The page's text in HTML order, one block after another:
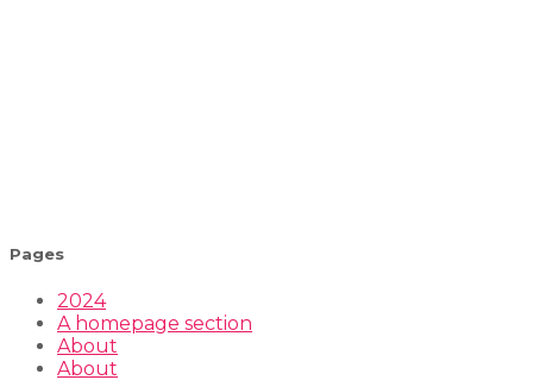
Pages
2024
A homepage section
About
About